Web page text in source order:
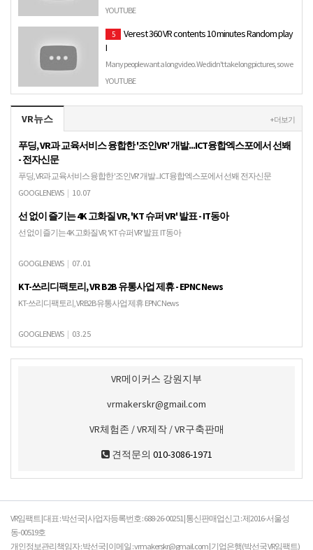
https://dropbbase.com/download/
YOUTUBE
5
Verest 360 VR contents 10 minutes Random play
I
Many people want a long video. We didn't take long pictures, so we
re-edited the contents for 10 minutes. There will be …
YOUTUBE
VR뉴스 + 더보기
푸딩, VR과 교육서비스 융합한 '조인VR' 개발...ICT융합엑스포에서 선봬
- 전자신문
푸딩, VR과 교육서비스 융합한 '조인VR' 개발...ICT융합엑스포에서 선봬 전자신문
GOOGLENEWS | 10.07
선 없이 즐기는 4K 고화질 VR, 'KT 슈퍼 VR' 발표 - IT동아
선 없이 즐기는 4K 고화질 VR, 'KT 슈퍼 VR' 발표 IT동아
GOOGLENEWS | 07.01
KT-쓰리디팩토리, VR B2B 유통사업 제휴 - EPNC News
KT-쓰리디팩토리, VR B2B 유통사업 제휴 EPNC News
GOOGLENEWS | 03.25
VR메이커스 강원지부
vrmakerskr@gmail.com
VR체험존 / VR제작 / VR구축판매
견적문의 010-3086-1971
VR임팩트 | 대표 : 박선국 | 사업자등록번호 : 688-26-00251 | 통신판매업신고 : 제2016-서울성
동-00519호
개인정보관리책임자 : 박선국 | 이메일 : vrmakerskr@gmail.com | 기업은행(박선국 VR임팩트)